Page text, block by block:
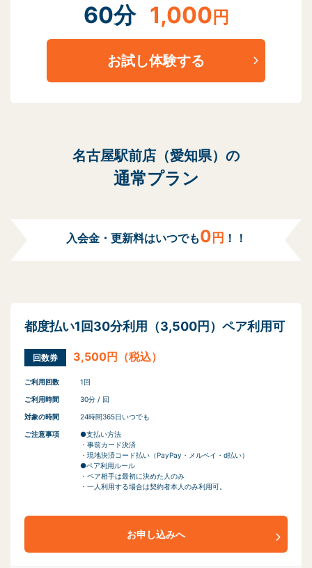
60分 1,000円
お試し体験する
名古屋駅前店（愛知県）の
通常プラン
入会金・更新料はいつでも0円 ！！
都度払い1回30分利用（3,500円）ペア利用可
回数券 3,500円（税込）
ご利用回数 1回
ご利用時間 30分 / 回
対象の時間 24時間365日いつでも
ご注意事項
●支払い方法
・事前カード決済
・現地決済コード払い（PayPay・メルペイ・d払い）
●ペア利用ルール
・ペア相手は最初に決めた人のみ
・一人利用する場合は契約者本人のみ利用可。
お申し込みへ